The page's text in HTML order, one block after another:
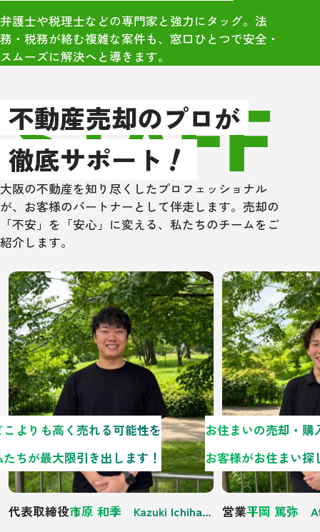
象的でした。大
のつながりから
感」を強く実感
以上、もし大
辺で不動産売
住宅ローン取次
方は、是非一
ングさんにあた
い！
弁護士や税理士などの専門家と強力にタッグ。法
務・税務が絡む複雑な案件も、窓口ひとつで安全・
スムーズに解決へと導きます。
不動産売却のプロが
徹底サポート！
STAFF
大阪の不動産を知り尽くしたプロフェッショナル
が、お客様のパートナーとして伴走します。売却の
「不安」を「安心」に変える、私たちのチームをご
紹介します。
代表取締役 市原 和季 Kazuki Ichihara
こよりも高く売れる可能性を
たちが最大限引き出します！
営業平岡 篤弥